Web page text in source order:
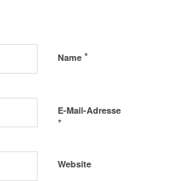
Name *
E-Mail-Adresse
*
Website